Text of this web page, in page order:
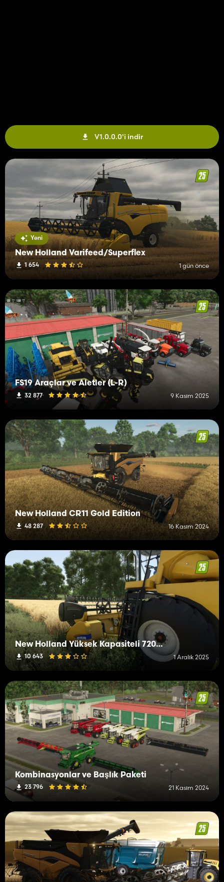
V1.0.0.0'i indir
Yeni
New Holland Varifeed/Superflex
1 654 1 gün önce
FS19 Araçlar ve Aletler (L-R)
32 877 9 Kasım 2025
New Holland CR11 Gold Edition
48 287 16 Kasım 2024
New Holland Yüksek Kapasiteli 720CG Başlık Paketi
10 643 1 Aralık 2025
Kombinasyonlar ve Başlık Paketi
23 796 21 Kasım 2024